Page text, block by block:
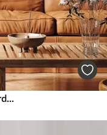
Listras verticais em tons suaves de verde e bege